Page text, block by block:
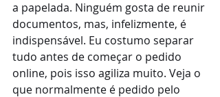
a papelada. Ninguém gosta de reunir
documentos, mas, infelizmente, é
indispensável. Eu costumo separar
tudo antes de começar o pedido
online, pois isso agiliza muito. Veja o
que normalmente é pedido pelo